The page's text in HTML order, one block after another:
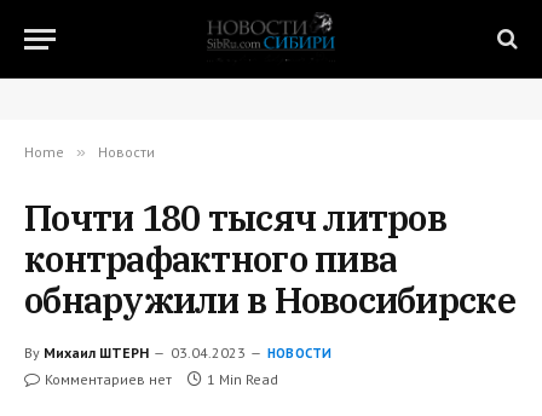
Home » Новости
Почти 180 тысяч литров
контрафактного пива
обнаружили в Новосибирске
By Михаил ШТЕРН 03.04.2023 НОВОСТИ
Комментариев нет 1 Min Read